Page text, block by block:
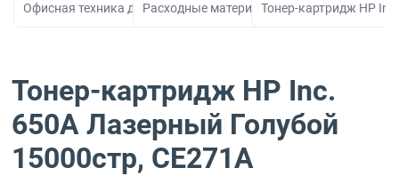
Офисная техника для печати, сканирования и
Расходные материалы для принтеров и
Тонер-картридж HP
Тонер-картридж HP Inc.
650A Лазерный Голубой
15000стр, CE271A